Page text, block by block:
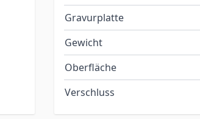
Gravurplatte
Gewicht
Oberfläche
Verschluss